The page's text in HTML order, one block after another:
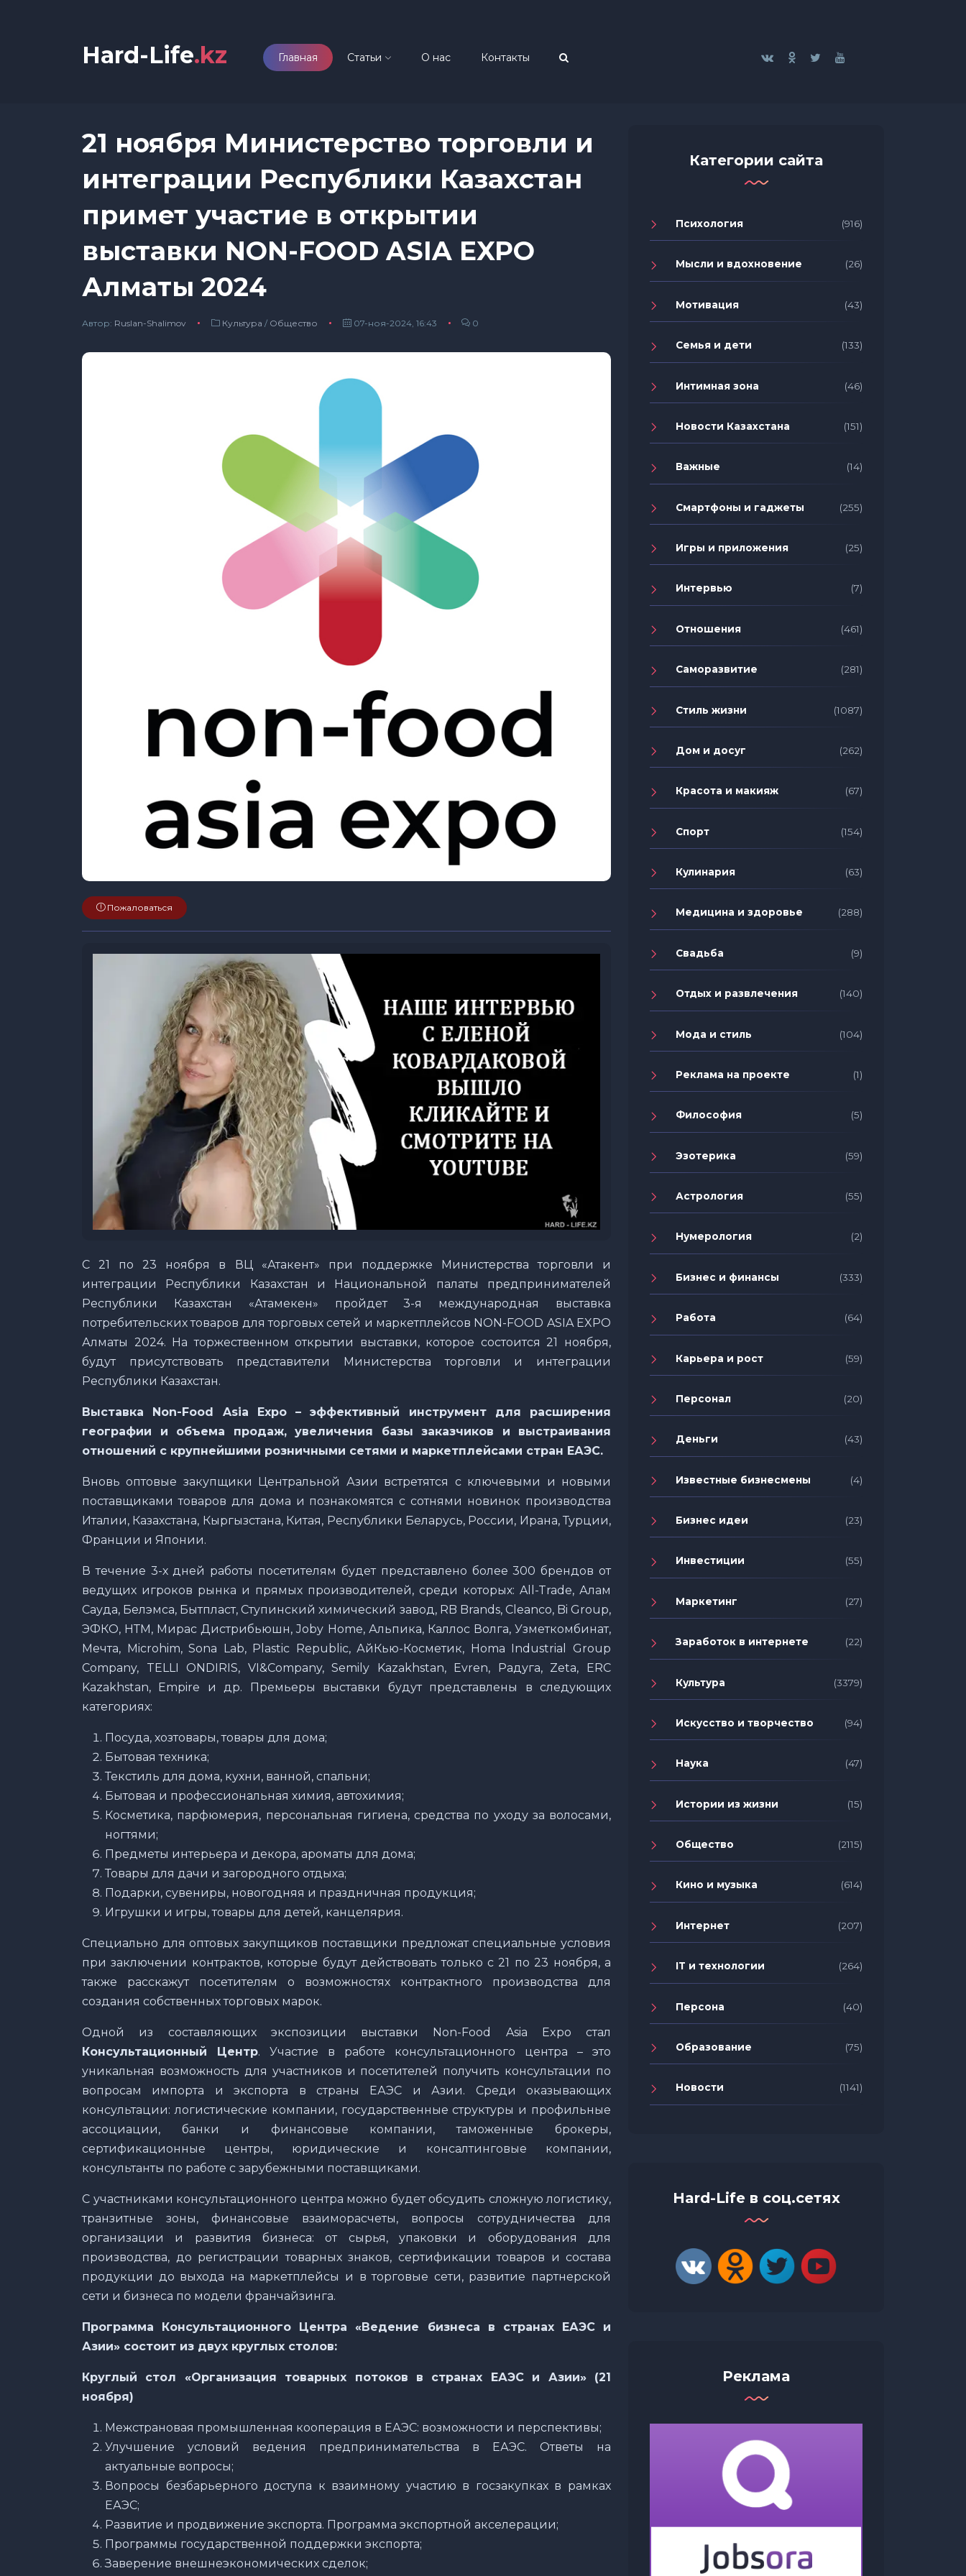
Hard-Life.kz Главная Статьи О нас Контакты
21 ноября Министерство торговли и
интеграции Республики Казахстан
примет участие в открытии
выставки NON-FOOD ASIA EXPO
Алматы 2024
Автор: Ruslan-Shalimov Культура / Общество 07-ноя-2024, 16:43 0
Пожаловаться
С 21 по 23 ноября в ВЦ «Атакент» при поддержке Министерства торговли и
интеграции Республики Казахстан и Национальной палаты предпринимателей
Республики Казахстан «Атамекен» пройдет 3-я международная выставка
потребительских товаров для торговых сетей и маркетплейсов NON-FOOD ASIA EXPO
Алматы 2024. На торжественном открытии выставки, которое состоится 21 ноября,
будут присутствовать представители Министерства торговли и интеграции
Республики Казахстан.
Выставка Non-Food Asia Expo– эффективный инструмент для расширения
географии и объема продаж, увеличения базы заказчиков и выстраивания
отношений с крупнейшими розничными сетями и маркетплейсами стран ЕАЭС.
Вновь оптовые закупщики Центральной Азии встретятся с ключевыми и новыми
поставщиками товаров для дома и познакомятся с сотнями новинок производства
Италии, Казахстана, Кыргызстана, Китая, Республики Беларусь, России, Ирана, Турции,
Франции и Японии.
В течение 3-х дней работы посетителям будет представлено более 300 брендов от
ведущих игроков рынка и прямых производителей, среди которых: All-Trade, Алам
Сауда, Белэмса, Бытпласт, Ступинский химический завод, RB Brands, Cleanco, Bi Group,
ЭФКО, НТМ, Мирас Дистрибьюшн, Joby Home, Альпика, Каллос Волга, Узметкомбинат,
Мечта, Microhim, Sona Lab, Plastic Republic, АйКью-Косметик, Homa Industrial Group
Company, TELLI ONDIRIS, VI&Company, Semily Kazakhstan, Evren, Радуга, Zeta, ERC
Kazakhstan, Empire и др. Премьеры выставки будут представлены в следующих
категориях:
Посуда, хозтовары, товары для дома;
Бытовая техника;
Текстиль для дома, кухни, ванной, спальни;
Бытовая и профессиональная химия, автохимия;
Косметика, парфюмерия, персональная гигиена, средства по уходу за волосами,
ногтями;
Предметы интерьера и декора, ароматы для дома;
Товары для дачи и загородного отдыха;
Подарки, сувениры, новогодняя и праздничная продукция;
Игрушки и игры, товары для детей, канцелярия.
Специально для оптовых закупщиков поставщики предложат специальные условия
при заключении контрактов, которые будут действовать только с 21 по 23 ноября, а
также расскажут посетителям о возможностях контрактного производства для
создания собственных торговых марок.
Одной из составляющих экспозиции выставки Non-Food Asia Expo стал
Консультационный Центр. Участие в работе консультационного центра – это
уникальная возможность для участников и посетителей получить консультации по
вопросам импорта и экспорта в страны ЕАЭС и Азии. Среди оказывающих
консультации: логистические компании, государственные структуры и профильные
ассоциации, банки и финансовые компании, таможенные брокеры,
сертификационные центры, юридические и консалтинговые компании,
консультанты по работе с зарубежными поставщиками.
С участниками консультационного центра можно будет обсудить сложную логистику,
транзитные зоны, финансовые взаиморасчеты, вопросы сотрудничества для
организации и развития бизнеса: от сырья, упаковки и оборудования для
производства, до регистрации товарных знаков, сертификации товаров и состава
продукции до выхода на маркетплейсы и в торговые сети, развитие партнерской
сети и бизнеса по модели франчайзинга.
Программа Консультационного Центра «Ведение бизнеса в странах ЕАЭС и
Азии» состоит из двух круглых столов:
Круглый стол «Организация товарных потоков в странах ЕАЭС и Азии» (21
ноября)
Межстрановая промышленная кооперация в ЕАЭС: возможности и перспективы;
Улучшение условий ведения предпринимательства в ЕАЭС. Ответы на
актуальные вопросы;
Вопросы безбарьерного доступа к взаимному участию в госзакупках в рамках
ЕАЭС;
Развитие и продвижение экспорта. Программа экспортной акселерации;
Программы государственной поддержки экспорта;
Заверение внешнеэкономических сделок;
Категории сайта
Психология (916)
Мысли и вдохновение (26)
Мотивация (43)
Семья и дети (133)
Интимная зона (46)
Новости Казахстана (151)
Важные (14)
Смартфоны и гаджеты (255)
Игры и приложения (25)
Интервью (7)
Отношения (461)
Саморазвитие (281)
Стиль жизни (1087)
Дом и досуг (262)
Красота и макияж (67)
Спорт (154)
Кулинария (63)
Медицина и здоровье (288)
Свадьба (9)
Отдых и развлечения (140)
Мода и стиль (104)
Реклама на проекте (1)
Философия (5)
Эзотерика (59)
Астрология (55)
Нумерология (2)
Бизнес и финансы (333)
Работа (64)
Карьера и рост (59)
Персонал (20)
Деньги (43)
Известные бизнесмены (4)
Бизнес идеи (23)
Инвестиции (55)
Маркетинг (27)
Заработок в интернете (22)
Культура (3379)
Искусство и творчество (94)
Наука (47)
Истории из жизни (15)
Общество (2115)
Кино и музыка (614)
Интернет (207)
IT и технологии (264)
Персона (40)
Образование (75)
Новости (1141)
Hard-Life в соц.сетях
Реклама